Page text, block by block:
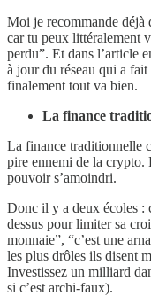
Moi je recommande déjà
car tu peux littéralement
perdu”. Et dans l’article
à jour du réseau qui a
finalement tout va bien.
La finance
La finance traditionnelle
pire ennemi de la crypto.
pouvoir s’amoindri.
Donc il y a deux écoles :
dessus pour limiter sa
monnaie”, “c’est une
les plus drôles ils disent
Investissez un milliard
si c’est archi-faux).